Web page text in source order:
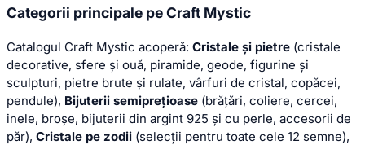
Categorii principale pe Craft Mystic
Catalogul Craft Mystic acoperă: Cristale și pietre (cristale
decorative, sfere și ouă, piramide, geode, figurine și
sculpturi, pietre brute și rulate, vârfuri de cristal, copăcei,
pendule), Bijuterii semiprețioase (brățări, coliere, cercei,
inele, broșe, bijuterii din argint 925 și cu perle, accesorii de
păr), Cristale pe zodii (selecții pentru toate cele 12 semne),